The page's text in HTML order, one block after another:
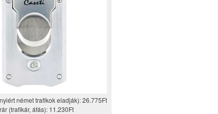
német trafikok eladják):26.775Ft
(trafikár, áfás): 11.230Ft